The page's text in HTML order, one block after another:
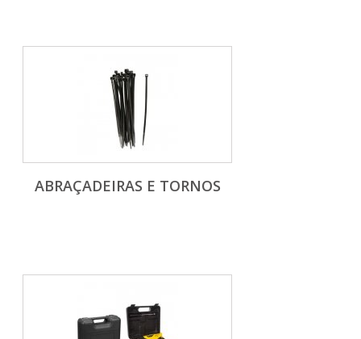
ABRAÇADEIRAS E TORNOS